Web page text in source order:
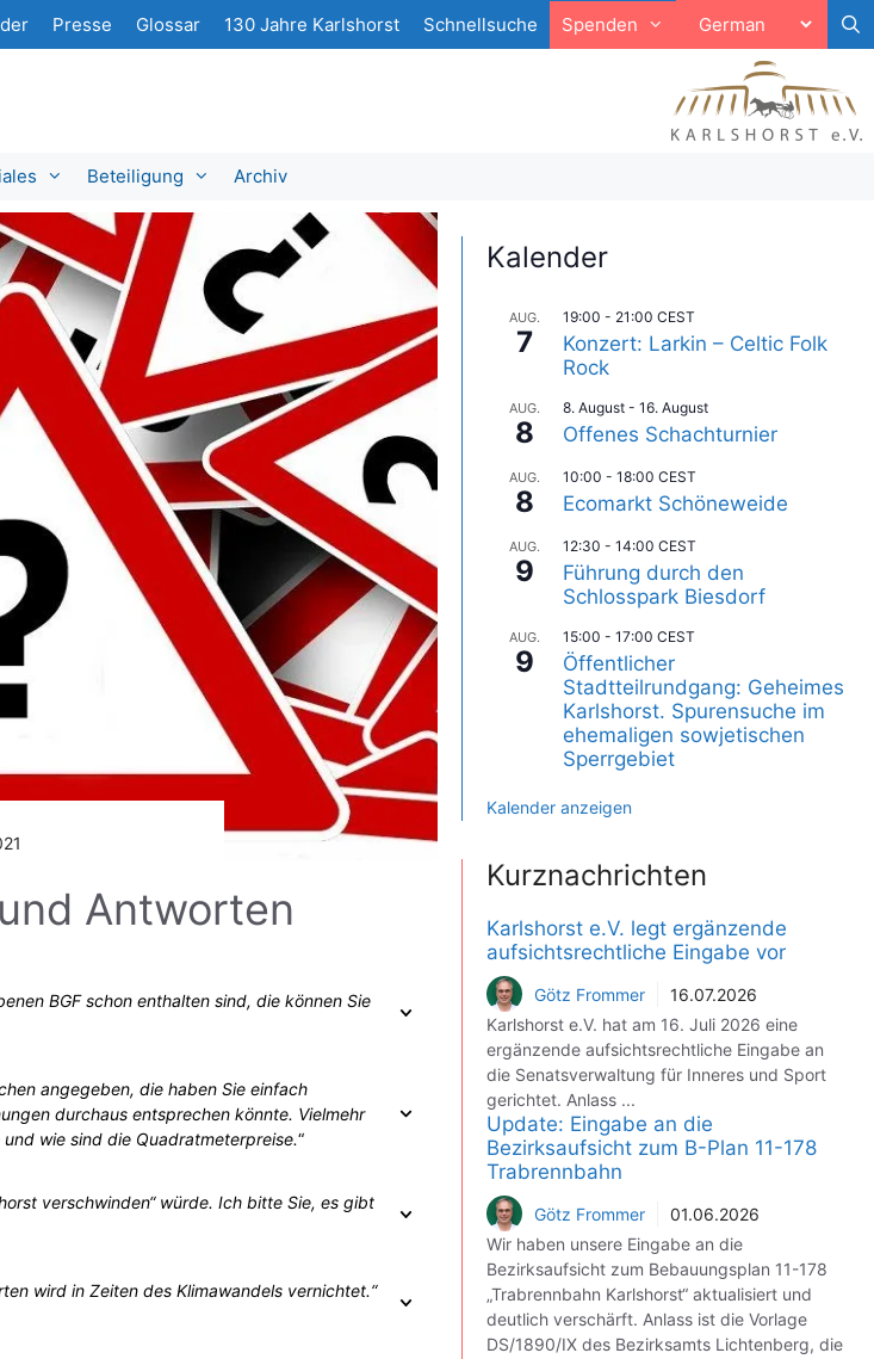
Presse Glossar 130 Jahre Karlshorst Schnellsuche Spenden
Beteiligung Archiv
Antworten
BGF schon enthalten sind, die können Sie
angegeben, die haben Sie einfach
durchaus entsprechen könnte. Vielmehr
wie sind die Quadratmeterpreise.“
ver­schwinden“ würde. Ich bitte Sie, es gibt
wird in Zeiten des Klimawandels vernichtet.“
Kalender
AUG.
7
19:00 - 21:00 CEST
Konzert: Larkin – Celtic Folk
Rock
AUG.
8
8. August - 16. August
Offenes Schachturnier
AUG.
8
10:00 - 18:00 CEST
Ecomarkt Schöneweide
AUG.
9
12:30 - 14:00 CEST
Führung durch den
Schlosspark Biesdorf
AUG.
9
15:00 - 17:00 CEST
Öffentlicher
Stadtteilrundgang: Geheimes
Karlshorst. Spurensuche im
ehemaligen sowjetischen
Sperrgebiet
Kalender anzeigen
Kurznachrichten
Karlshorst e.V. legt ergänzende
aufsichtsrechtliche Eingabe vor
Götz Frommer
16.07.2026
Karlshorst e.V. hat am 16. Juli 2026 eine
ergänzende aufsichtsrechtliche Eingabe an
die Senatsverwaltung für Inneres und Sport
gerichtet. Anlass ...
Update: Eingabe an die
Bezirksaufsicht zum B-Plan 11-178
Trabrennbahn
Götz Frommer
01.06.2026
Wir haben unsere Eingabe an die
Bezirksaufsicht zum Bebauungsplan 11-178
„Trabrennbahn Karlshorst“ aktualisiert und
deutlich verschärft. Anlass ist die Vorlage
DS/1890/IX des Bezirksamts Lichtenberg, die